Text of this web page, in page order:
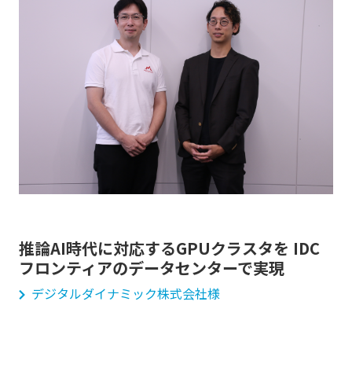
推論AI時代に対応するGPUクラスタを IDC
フロンティアのデータセンターで実現
デジタルダイナミック株式会社様